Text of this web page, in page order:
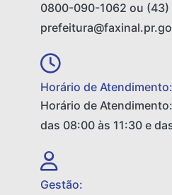
0800-090-1062 ou
Horário de Atendimento:
Horário de
das 08:00 às 11:30 e
Gestão: